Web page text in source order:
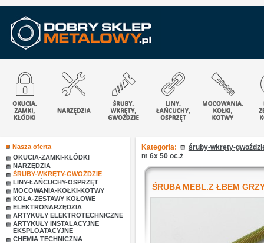
Nasza oferta
OKUCIA-ZAMKI-KŁÓDKI
NARZĘDZIA
ŚRUBY-WKRĘTY-GWOŹDZIE
LINY-ŁAŃCUCHY-OSPRZĘT
MOCOWANIA-KOŁKI-KOTWY
KOŁA-ZESTAWY KOŁOWE
ELEKTRONARZĘDZIA
ARTYKUŁY ELEKTROTECHNICZNE
ARTYKUŁY INSTALACYJNE
EKSPLOATACYJNE
CHEMIA TECHNICZNA
Kategoria:
śruby-wkręty-
m 6x 50 oc.ż
ŚRUBA MEBL.Z ŁBEM